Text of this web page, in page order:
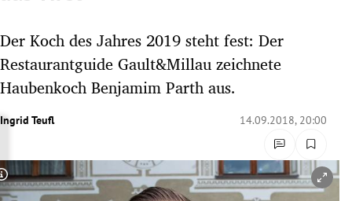
Untermenü
Untermenü
Untermenü
Der Koch des Jahres 2019 steht fest: Der
Restaurantguide Gault&Millau zeichnete
Haubenkoch Benjamim Parth aus.
Ingrid Teufl 14.09.2018, 20:00
Copyright-Hinweis öffnen/schließen